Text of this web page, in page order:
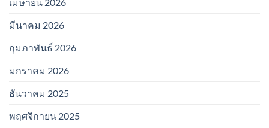
มีนาคม 2026
กุมภาพันธ์ 2026
มกราคม 2026
ธันวาคม 2025
พฤศจิกายน 2025